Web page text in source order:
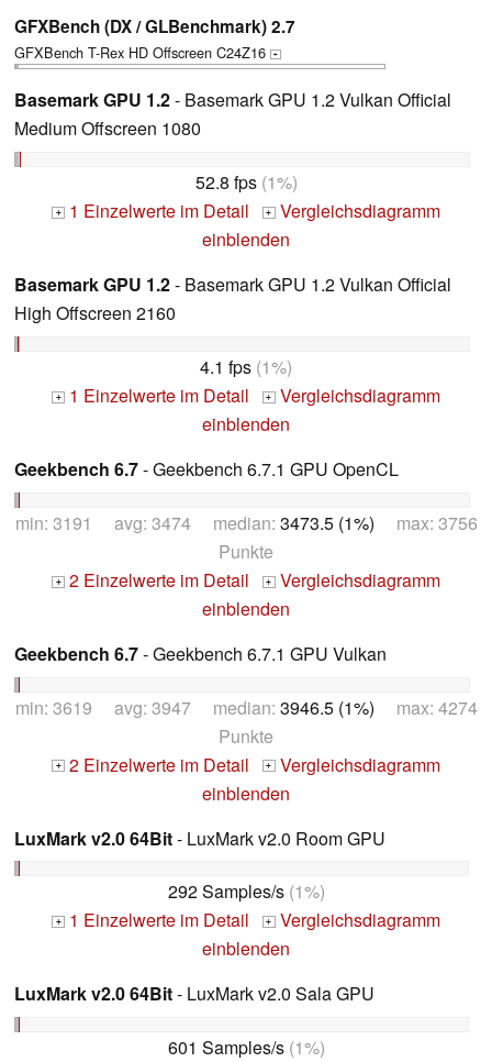
GFXBench (DX / GLBenchmark) 2.7
GFXBench T-Rex HD Offscreen C24Z16 +
Basemark GPU 1.2- Basemark GPU 1.2 Vulkan Official
Medium Offscreen 1080
52.8 fps(1%)
+ 1 Einzelwerte im Detail + Vergleichsdiagramm
einblenden
Basemark GPU 1.2- Basemark GPU 1.2 Vulkan Official
High Offscreen 2160
4.1 fps (1%)
+ 1 Einzelwerte im Detail + Vergleichsdiagramm
einblenden
Geekbench 6.7- Geekbench 6.7.1 GPU OpenCL
min: 3191 avg: 3474 median: 3473.5 (1%) max: 3756
Punkte
+ 2 Einzelwerte im Detail + Vergleichsdiagramm
einblenden
Geekbench 6.7- Geekbench 6.7.1 GPU Vulkan
min: 3619 avg: 3947 median: 3946.5 (1%) max: 4274
Punkte
+ 2 Einzelwerte im Detail + Vergleichsdiagramm
einblenden
LuxMark v2.0 64Bit- LuxMark v2.0 Room GPU
292 Samples/s(1%)
+ 1 Einzelwerte im Detail + Vergleichsdiagramm
einblenden
LuxMark v2.0 64Bit- LuxMark v2.0 Sala GPU
601 Samples/s(1%)